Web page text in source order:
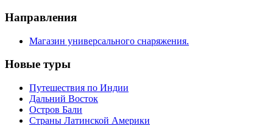
Направления
Магазин универсального снаряжения.
Новые туры
Путешествия по Индии
Дальний Восток
Остров Бали
Страны Латинской Америки